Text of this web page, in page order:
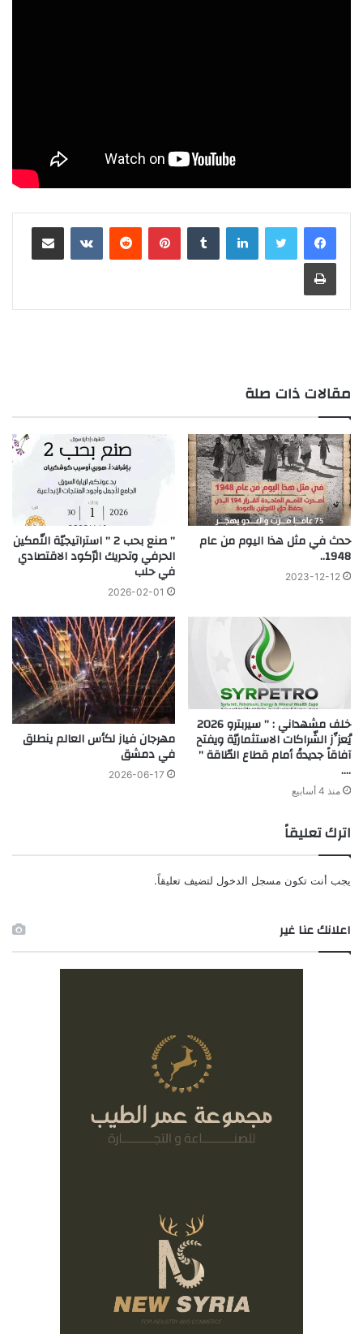
لينكدإن بينتيريست مشاركة عبر البريد
طباعة
مقالات ذات صلة
حدث في مثل هذا اليوم من عام
1948..
2023-12-12
” صنع بحب 2 ” استراتيجيّة التّمكين
الحرفي وتحريك الرّكود الاقتصادي
في حلب
2026-02-01
خلف مشهداني : ” سيربترو 2026
يُعزِّز الشّراكات الاستثماريّة ويفتح
آفاقاً جديدةً أمام قطاع الطّاقة ”
….
منذ 4 أسابيع
مهرجان فياز لكأس العالم ينطلق
في دمشق
2026-06-17
اترك تعليقاً
يجب أنت تكون مسجل الدخول لتضيف تعليقاً.
اعلانك عنا غير